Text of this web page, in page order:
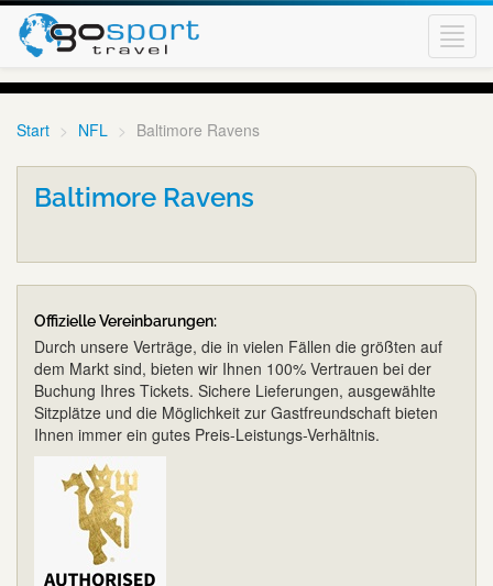
Start NFL Baltimore Ravens
Baltimore Ravens
Offizielle Vereinbarungen:
Durch unsere Verträge, die in vielen Fällen die größten auf
dem Markt sind, bieten wir Ihnen 100% Vertrauen bei der
Buchung Ihres Tickets. Sichere Lieferungen, ausgewählte
Sitzplätze und die Möglichkeit zur Gastfreundschaft bieten
Ihnen immer ein gutes Preis-Leistungs-Verhältnis.